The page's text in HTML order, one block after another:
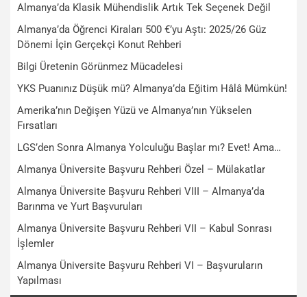
Almanya’da Klasik Mühendislik Artık Tek Seçenek Değil
Almanya’da Öğrenci Kiraları 500 €’yu Aştı: 2025/26 Güz
Dönemi İçin Gerçekçi Konut Rehberi
Bilgi Üretenin Görünmez Mücadelesi
YKS Puanınız Düşük mü? Almanya’da Eğitim Hâlâ Mümkün!
Amerika’nın Değişen Yüzü ve Almanya’nın Yükselen
Fırsatları
LGS’den Sonra Almanya Yolculuğu Başlar mı? Evet! Ama…
Almanya Üniversite Başvuru Rehberi Özel – Mülakatlar
Almanya Üniversite Başvuru Rehberi VIII – Almanya’da
Barınma ve Yurt Başvuruları
Almanya Üniversite Başvuru Rehberi VII – Kabul Sonrası
İşlemler
Almanya Üniversite Başvuru Rehberi VI – Başvuruların
Yapılması